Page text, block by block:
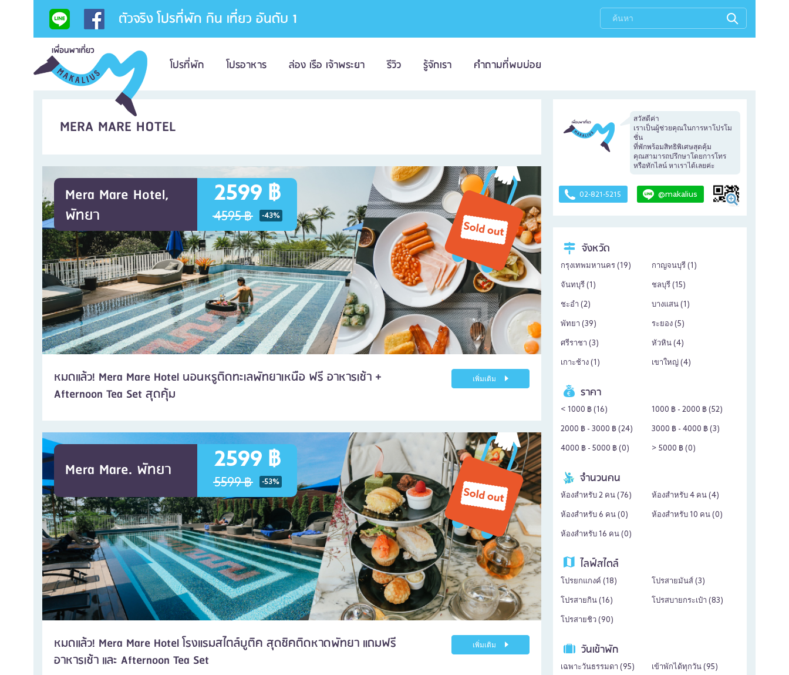
ตัวจริง โปรที่พัก กิน เที่ยว อันดับ 1
โปรที่พัก โปรอาหาร ล่อง เรือ เจ้าพระยา รีวิว รู้จักเรา คำถามที่พบบ่อย
MERA MARE HOTEL
Mera Mare Hotel,
พัทยา
2599 ฿
4595 ฿ -43%
หมดแล้ว! Mera Mare Hotel นอนหรูติดทะเลพัทยาเหนือ ฟรี อาหารเช้า +
Afternoon Tea Set สุดคุ้ม
เพิ่มเติม
Mera Mare. พัทยา 2599 ฿
5599 ฿ -53%
หมดแล้ว! Mera Mare Hotel โรงแรมสไตล์บูติค สุดชิคติดหาดพัทยา แถมฟรี
อาหารเช้า และ Afternoon Tea Set
เพิ่มเติม
สวัสดีค่า
เราเป็นผู้ช่วยคุณในการหาโปรโม
ชั่น
ที่พักพร้อมสิทธิพิเศษสุดคุ้ม
คุณสามารถปรึกษาโดยการโทร
หรือทักไลน์ หาเราได้เลยค่ะ
02-821-5215 @makalius
จังหวัด
กรุงเทพมหานคร (19) กาญจนบุรี (1 )
จันทบุรี (1 ) ชลบุรี (15)
ชะอำ (2) บางแสน (1 )
พัทยา (39) ระยอง (5)
ศรีราชา (3) หัวหิน (4)
เกาะช้าง (1 ) เขาใหญ่ (4)
ราคา
< 1000 ฿ (16) 1000 ฿ - 2000 ฿ (52)
2000 ฿ - 3000 ฿ (24) 3000 ฿ - 4000 ฿ (3)
4000 ฿ - 5000 ฿ (0) > 5000 ฿ (0)
จำนวนคน
ห้องสำหรับ 2 คน ( 76) ห้องสำหรับ 4 คน (4)
ห้องสำหรับ 6 คน (0) ห้องสำหรับ 10 คน (0)
ห้องสำหรับ 16 คน (0)
ไลฟ์สไตล์
โปรยกแกงค์ (18) โปรสายมันส์ (3)
โปรสายกิน (16) โปรสบายกระเป๋า (83)
โปรสายชิว ( 90)
วันเข้าพัก
เฉพาะวันธรรมดา ( 95) เข้าพักได้ทุกวัน ( 95)